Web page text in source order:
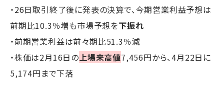
・26日取引終了後に発表の決算で、今期営業利益予想は
前期比10.3％増も市場予想を下振れ
・前期営業利益は前々期比51.3％減
・株価は2月16日の 上場来高値7,456円から、4月22日に
5,174円まで下落